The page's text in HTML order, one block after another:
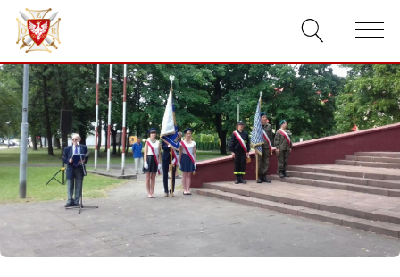
AKTUALNOŚCI
O ZWIĄZKU
DOKUMENTY
WŁADZE
RELACJE FILMOWE